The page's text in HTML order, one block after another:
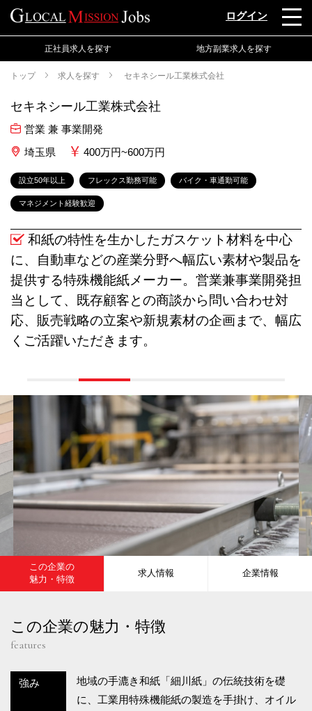
ログイン
正社員求人を探す 地方副業求人を探す
トップ 求人を探す セキネシール工業株式会社
セキネシール工業株式会社
営業 兼 事業開発
埼玉県
400万円~600万円
設立50年以上 フレックス勤務可能 バイク・車通勤可能
マネジメント経験歓迎
和紙の特性を生かしたガスケット材料を中心
に、自動車などの産業分野へ幅広い素材や製品を
提供する特殊機能紙メーカー。営業兼事業開発担
当として、既存顧客との商談から問い合わせ対
応、販売戦略の立案や新規素材の企画まで、幅広
くご活躍いただきます。
この企業の
魅力・特徴
求人情報 企業情報
この企業の魅力・特徴
features
強み
地域の手漉き和紙「細川紙」の伝統技術を礎
に、工業用特殊機能紙の製造を手掛け、オイル